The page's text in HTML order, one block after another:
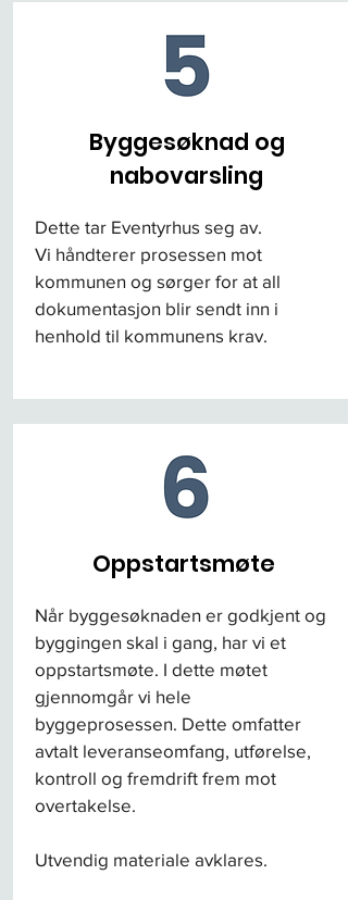
Byggesøknad og
nabovarsling
Dette tar Eventyrhus seg av.
Vi håndterer prosessen mot
kommunen og sørger for at all
dokumentasjon blir sendt inn i
henhold til kommunens krav.
Oppstartsmøte
Når byggesøknaden er godkjent og
byggingen skal i gang, har vi et
oppstartsmøte. I dette møtet
gjennomgår vi hele
byggeprosessen. Dette omfatter
avtalt leveranseomfang, utførelse,
kontroll og fremdrift frem mot
overtakelse.
Utvendig materiale avklares.